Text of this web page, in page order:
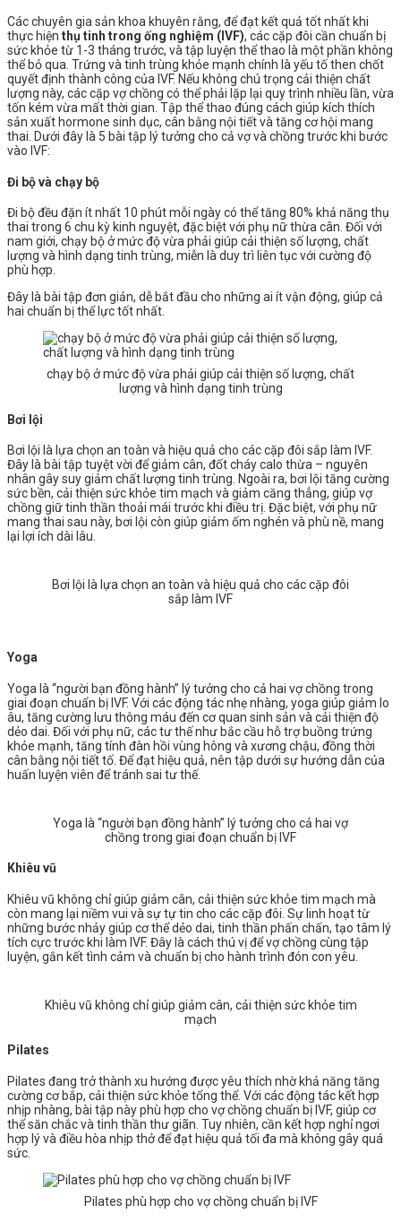
Các chuyên gia sản khoa khuyên rằng, để đạt kết quả tốt nhất khi
thực hiện thụ tinh trong ống nghiệm (IVF), các cặp đôi cần chuẩn bị
sức khỏe từ 1-3 tháng trước, và tập luyện thể thao là một phần không
thể bỏ qua. Trứng và tinh trùng khỏe mạnh chính là yếu tố then chốt
quyết định thành công của IVF. Nếu không chú trọng cải thiện chất
lượng này, các cặp vợ chồng có thể phải lặp lại quy trình nhiều lần, vừa
tốn kém vừa mất thời gian. Tập thể thao đúng cách giúp kích thích
sản xuất hormone sinh dục, cân bằng nội tiết và tăng cơ hội mang
thai. Dưới đây là 5 bài tập lý tưởng cho cả vợ và chồng trước khi bước
vào IVF:
Đi bộ và chạy bộ
Đi bộ đều đặn ít nhất 10 phút mỗi ngày có thể tăng 80% khả năng thụ
thai trong 6 chu kỳ kinh nguyệt, đặc biệt với phụ nữ thừa cân. Đối với
nam giới, chạy bộ ở mức độ vừa phải giúp cải thiện số lượng, chất
lượng và hình dạng tinh trùng, miễn là duy trì liên tục với cường độ
phù hợp.
Đây là bài tập đơn giản, dễ bắt đầu cho những ai ít vận động, giúp cả
hai chuẩn bị thể lực tốt nhất.
chạy bộ ở mức độ vừa phải giúp cải thiện số lượng, chất
lượng và hình dạng tinh trùng
Bơi lội
Bơi lội là lựa chọn an toàn và hiệu quả cho các cặp đôi sắp làm IVF.
Đây là bài tập tuyệt vời để giảm cân, đốt cháy calo thừa – nguyên
nhân gây suy giảm chất lượng tinh trùng. Ngoài ra, bơi lội tăng cường
sức bền, cải thiện sức khỏe tim mạch và giảm căng thẳng, giúp vợ
chồng giữ tinh thần thoải mái trước khi điều trị. Đặc biệt, với phụ nữ
mang thai sau này, bơi lội còn giúp giảm ốm nghén và phù nề, mang
lại lợi ích dài lâu.
Bơi lội là lựa chọn an toàn và hiệu quả cho các cặp đôi
sắp làm IVF
Yoga
Yoga là “người bạn đồng hành” lý tưởng cho cả hai vợ chồng trong
giai đoạn chuẩn bị IVF. Với các động tác nhẹ nhàng, yoga giúp giảm lo
âu, tăng cường lưu thông máu đến cơ quan sinh sản và cải thiện độ
dẻo dai. Đối với phụ nữ, các tư thế như bắc cầu hỗ trợ buồng trứng
khỏe mạnh, tăng tính đàn hồi vùng hông và xương chậu, đồng thời
cân bằng nội tiết tố. Để đạt hiệu quả, nên tập dưới sự hướng dẫn của
huấn luyện viên để tránh sai tư thế.
Yoga là “người bạn đồng hành” lý tưởng cho cả hai vợ
chồng trong giai đoạn chuẩn bị IVF
Khiêu vũ
Khiêu vũ không chỉ giúp giảm cân, cải thiện sức khỏe tim mạch mà
còn mang lại niềm vui và sự tự tin cho các cặp đôi. Sự linh hoạt từ
những bước nhảy giúp cơ thể dẻo dai, tinh thần phấn chấn, tạo tâm lý
tích cực trước khi làm IVF. Đây là cách thú vị để vợ chồng cùng tập
luyện, gắn kết tình cảm và chuẩn bị cho hành trình đón con yêu.
Khiêu vũ không chỉ giúp giảm cân, cải thiện sức khỏe tim
mạch
Pilates
Pilates đang trở thành xu hướng được yêu thích nhờ khả năng tăng
cường cơ bắp, cải thiện sức khỏe tổng thể. Với các động tác kết hợp
nhịp nhàng, bài tập này phù hợp cho vợ chồng chuẩn bị IVF, giúp cơ
thể săn chắc và tinh thần thư giãn. Tuy nhiên, cần kết hợp nghỉ ngơi
hợp lý và điều hòa nhịp thở để đạt hiệu quả tối đa mà không gây quá
sức.
Pilates phù hợp cho vợ chồng chuẩn bị IVF